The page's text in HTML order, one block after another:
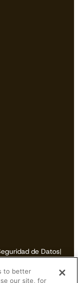
de Datos|
to better
our site, for